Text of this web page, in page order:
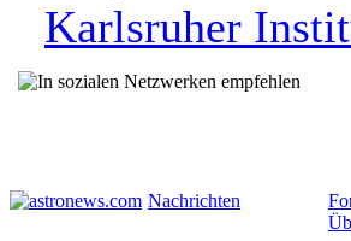
Karlsruher
Nachrichten